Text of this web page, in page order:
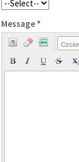
Message *